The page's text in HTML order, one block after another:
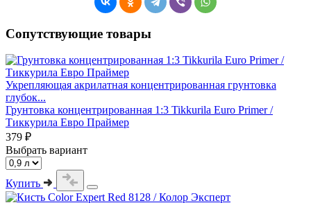
Сопутствующие товары
Укрепляющая акрилатная концентрированная грунтовка
глубок...
Грунтовка концентрированная 1:3 Tikkurila Euro Primer /
Тиккурила Евро Праймер
379 ₽
Выбрать вариант
Купить